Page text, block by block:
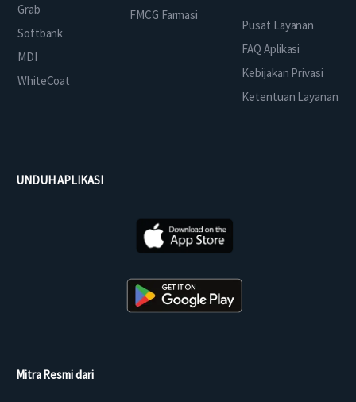
Grab
Softbank
MDI
WhiteCoat
FMCG Farmasi
Pusat Layanan
FAQ Aplikasi
Kebijakan Privasi
Ketentuan Layanan
UNDUH APLIKASI
Mitra Resmi dari